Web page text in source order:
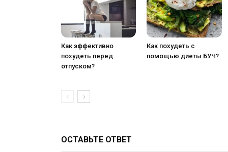
Как эффективно
похудеть перед
отпуском?
Как похудеть с
помощью диеты БУЧ?
ОСТАВЬТЕ ОТВЕТ